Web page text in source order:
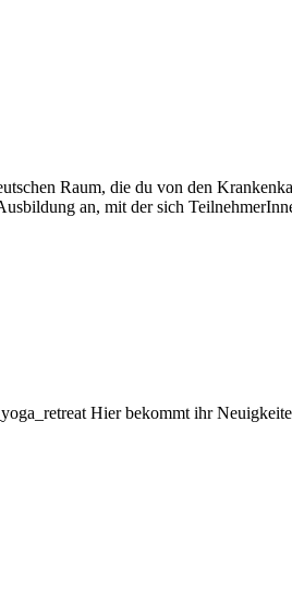
Raum, die du von den
an, mit der sich
Hier bekommt ihr